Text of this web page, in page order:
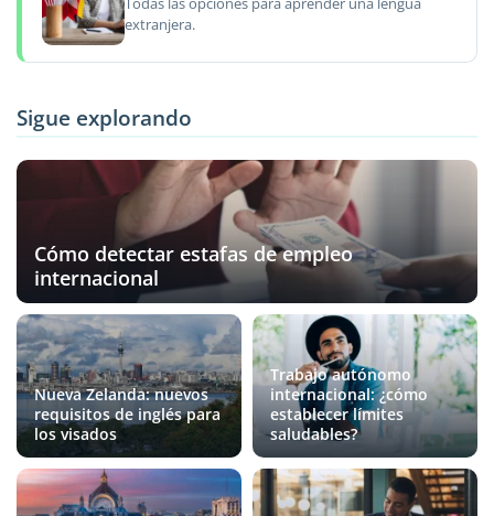
extranjera.
Sigue explorando
Cómo detectar estafas de empleo
internacional
Nueva Zelanda: nuevos
requisitos de inglés para
los visados
Trabajo autónomo
internacional: ¿cómo
establecer límites
saludables?